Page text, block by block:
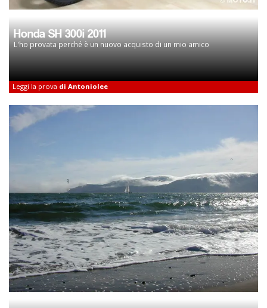
Honda SH 300i 2011
L'ho provata perché è un nuovo acquisto di un mio amico
Leggi la prova di Antoniolee